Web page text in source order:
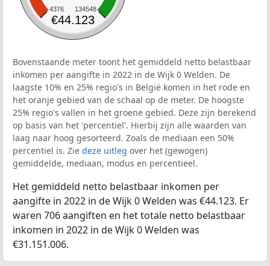
4376 134548
€44.123
Bovenstaande meter toont het gemiddeld netto belastbaar
inkomen per aangifte in 2022 in de Wijk 0 Welden. De
laagste 10% en 25% regio's in België komen in het rode en
het oranje gebied van de schaal op de meter. De hoogste
25% regio's vallen in het groene gebied. Deze zijn berekend
op basis van het 'percentiel'. Hierbij zijn alle waarden van
laag naar hoog gesorteerd. Zoals de mediaan een 50%
percentiel is. Zie deze uitleg over het (gewogen)
gemiddelde, mediaan, modus en percentieel.
Het gemiddeld netto belastbaar inkomen per
aangifte in 2022 in de Wijk 0 Welden was €44.123. Er
waren 706 aangiften en het totale netto belastbaar
inkomen in 2022 in de Wijk 0 Welden was
€31.151.006.